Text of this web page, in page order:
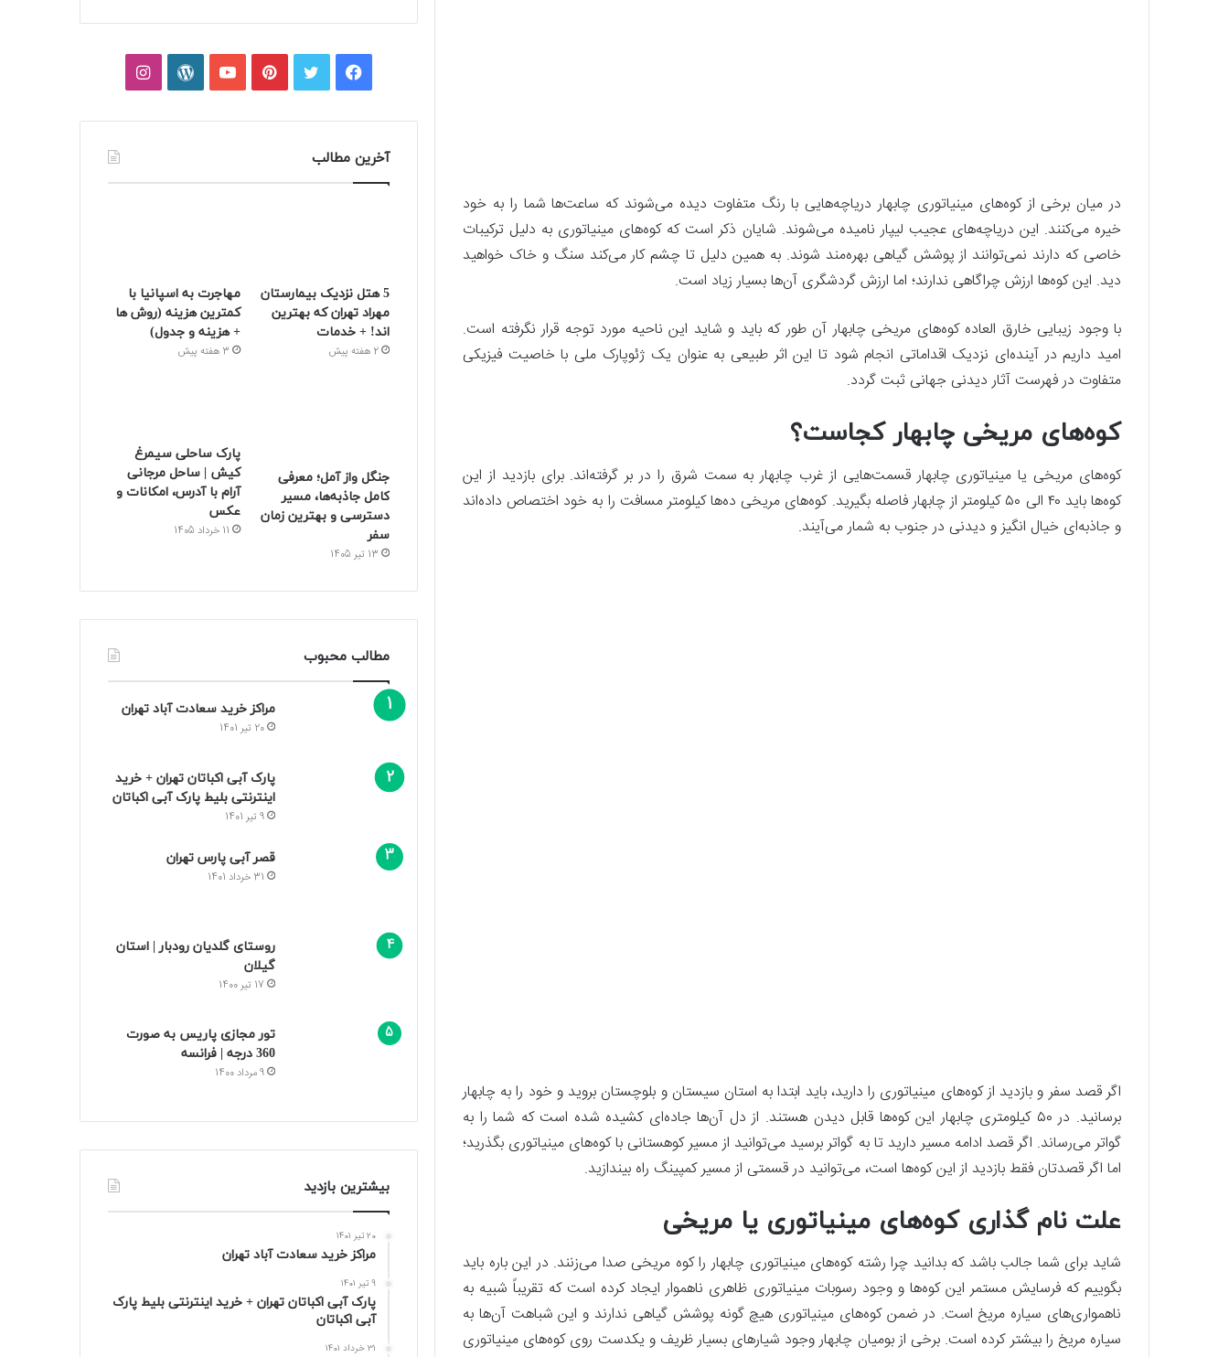
در میان برخی از کوه‌های مینیاتوری چابهار دریاچه‌هایی با رنگ متفاوت دیده می‌شوند که ساعت‌ها شما را به خود
خیره می‌کنند. این دریاچه‌های عجیب لیپار نامیده می‌شوند. شایان ذکر است که کوه‌های مینیاتوری به دلیل ترکیبات
خاصی که دارند نمی‌توانند از پوشش گیاهی بهره‌مند شوند. به همین دلیل تا چشم کار می‌کند سنگ و خاک خواهید
دید. این کوه‌ها ارزش چراگاهی ندارند؛ اما ارزش گردشگری آن‌ها بسیار زیاد است.
با وجود زیبایی خارق‌ العاده کوه‌های مریخی چابهار آن طور که باید و شاید این ناحیه مورد توجه قرار نگرفته است.
امید داریم در آینده‌ای نزدیک اقداماتی انجام شود تا این اثر طبیعی به عنوان یک ژئوپارک ملی با خاصیت فیزیکی
متفاوت در فهرست آثار دیدنی جهانی ثبت گردد.
کوه‌های مریخی چابهار کجاست؟
کوه‌های مریخی یا مینیاتوری چابهار قسمت‌هایی از غرب چابهار به سمت شرق را در بر گرفته‌اند. برای بازدید از این
کوه‌ها باید ۴۰ الی ۵۰ کیلومتر از چابهار فاصله بگیرید. کوه‌های مریخی ده‌ها کیلومتر مسافت را به خود اختصاص داده‌اند
و جاذبه‌ای خیال انگیز و دیدنی در جنوب به شمار می‌آیند.
اگر قصد سفر و بازدید از کوه‌های مینیاتوری را دارید، باید ابتدا به استان سیستان و بلوچستان بروید و خود را به چابهار
برسانید. در ۵۰ کیلومتری چابهار این کوه‌ها قابل دیدن هستند. از دل آن‌ها جاده‌ای کشیده شده است که شما را به
گواتر می‌رساند. اگر قصد ادامه مسیر دارید تا به گواتر برسید می‌توانید از مسیر کوهستانی با کوه‌های مینیاتوری بگذرید؛
اما اگر قصدتان فقط بازدید از این کوه‌ها است، می‌توانید در قسمتی از مسیر کمپینگ راه بیندازید.
علت نام گذاری کوه‌‌های مینیاتوری یا مریخی
شاید برای شما جالب باشد که بدانید چرا رشته کوه‌های مینیاتوری چابهار را کوه مریخی صدا می‌زنند. در این باره باید
بگوییم که فرسایش مستمر این کوه‌ها و وجود رسوبات مینیاتوری ظاهری ناهموار ایجاد کرده است که تقریباً شبیه به
ناهمواری‌های سیاره مریخ است. در ضمن کوه‌های مینیاتوری هیچ گونه پوشش گیاهی ندارند و این شباهت آن‌ها به
سیاره مریخ را بیشتر کرده است. برخی از بومیان چابهار وجود شیارهای بسیار ظریف و یکدست روی کوه‌های مینیاتوری
فیسبوکتوییترپینتریستیوتیوبوردپرساینستاگرام
آخرین مطالب
5 هتل نزدیک بیمارستان
مهراد تهران که بهترین‌
اند! + خدمات
2 هفته پیش
مهاجرت به اسپانیا با
کمترین هزینه (روش ها
+ هزینه و جدول)
3 هفته پیش
جنگل واز آمل؛ معرفی
کامل جاذبه‌ها، مسیر
دسترسی و بهترین زمان
سفر
13 تیر 1405
پارک ساحلی سیمرغ
کیش | ساحل مرجانی
آرام با آدرس، امکانات و
عکس
11 خرداد 1405
مطالب محبوب
مراکز خرید سعادت‌ آباد تهران
20 تیر 1401
پارک آبی اکباتان تهران + خرید
اینترنتی بلیط پارک آبی اکباتان
9 تیر 1401
قصر آبی پارس تهران
31 خرداد 1401
روستای گلدیان رودبار | استان
گیلان
17 تیر 1400
تور مجازی پاریس به صورت
360 درجه | فرانسه
9 مرداد 1400
بیشترین بازدید
20 تیر 1401
مراکز خرید سعادت‌ آباد تهران
9 تیر 1401
پارک آبی اکباتان تهران + خرید اینترنتی بلیط پارک
آبی اکباتان
31 خرداد 1401